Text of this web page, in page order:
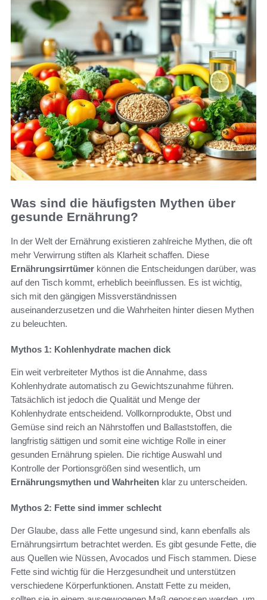
Was sind die häufigsten Mythen über
gesunde Ernährung?
In der Welt der Ernährung existieren zahlreiche Mythen, die oft
mehr Verwirrung stiften als Klarheit schaffen. Diese
Ernährungsirrtümer können die Entscheidungen darüber, was
auf den Tisch kommt, erheblich beeinflussen. Es ist wichtig,
sich mit den gängigen Missverständnissen
auseinanderzusetzen und die Wahrheiten hinter diesen Mythen
zu beleuchten.
Mythos 1: Kohlenhydrate machen dick
Ein weit verbreiteter Mythos ist die Annahme, dass
Kohlenhydrate automatisch zu Gewichtszunahme führen.
Tatsächlich ist jedoch die Qualität und Menge der
Kohlenhydrate entscheidend. Vollkornprodukte, Obst und
Gemüse sind reich an Nährstoffen und Ballaststoffen, die
langfristig sättigen und somit eine wichtige Rolle in einer
gesunden Ernährung spielen. Die richtige Auswahl und
Kontrolle der Portionsgrößen sind wesentlich, um
Ernährungsmythen und Wahrheiten klar zu unterscheiden.
Mythos 2: Fette sind immer schlecht
Der Glaube, dass alle Fette ungesund sind, kann ebenfalls als
Ernährungsirrtum betrachtet werden. Es gibt gesunde Fette, die
aus Quellen wie Nüssen, Avocados und Fisch stammen. Diese
Fette sind wichtig für die Herzgesundheit und unterstützen
verschiedene Körperfunktionen. Anstatt Fette zu meiden,